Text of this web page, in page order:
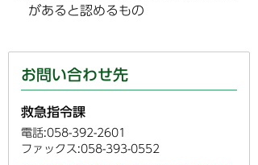
があると認めるもの
お問い合わせ先
救急指令課
電話:058-392-2601
ファックス:058-393-0552